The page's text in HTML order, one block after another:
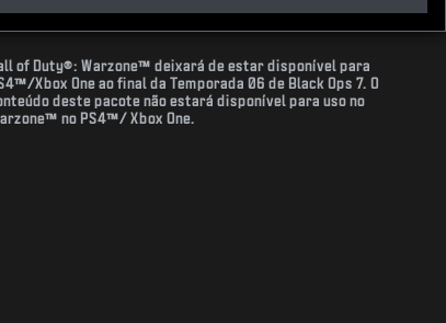
of Duty®: Warzone™ deixará de estar disponível para
Xbox One ao final da Temporada 06 de Black Ops 7. O
deste pacote não estará disponível para uso no
no PS4™/ Xbox One.